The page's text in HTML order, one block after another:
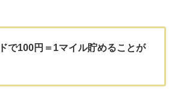
で100円＝1マイル貯めることが